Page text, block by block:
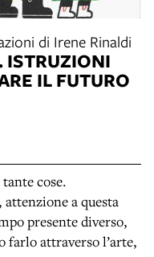
di Irene Rinaldi
ISTRUZIONI
IL FUTURO
cose.
a questa
presente diverso,
farlo attraverso l’arte,